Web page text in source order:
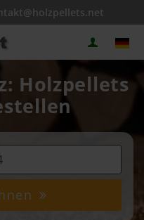
Holzpellets